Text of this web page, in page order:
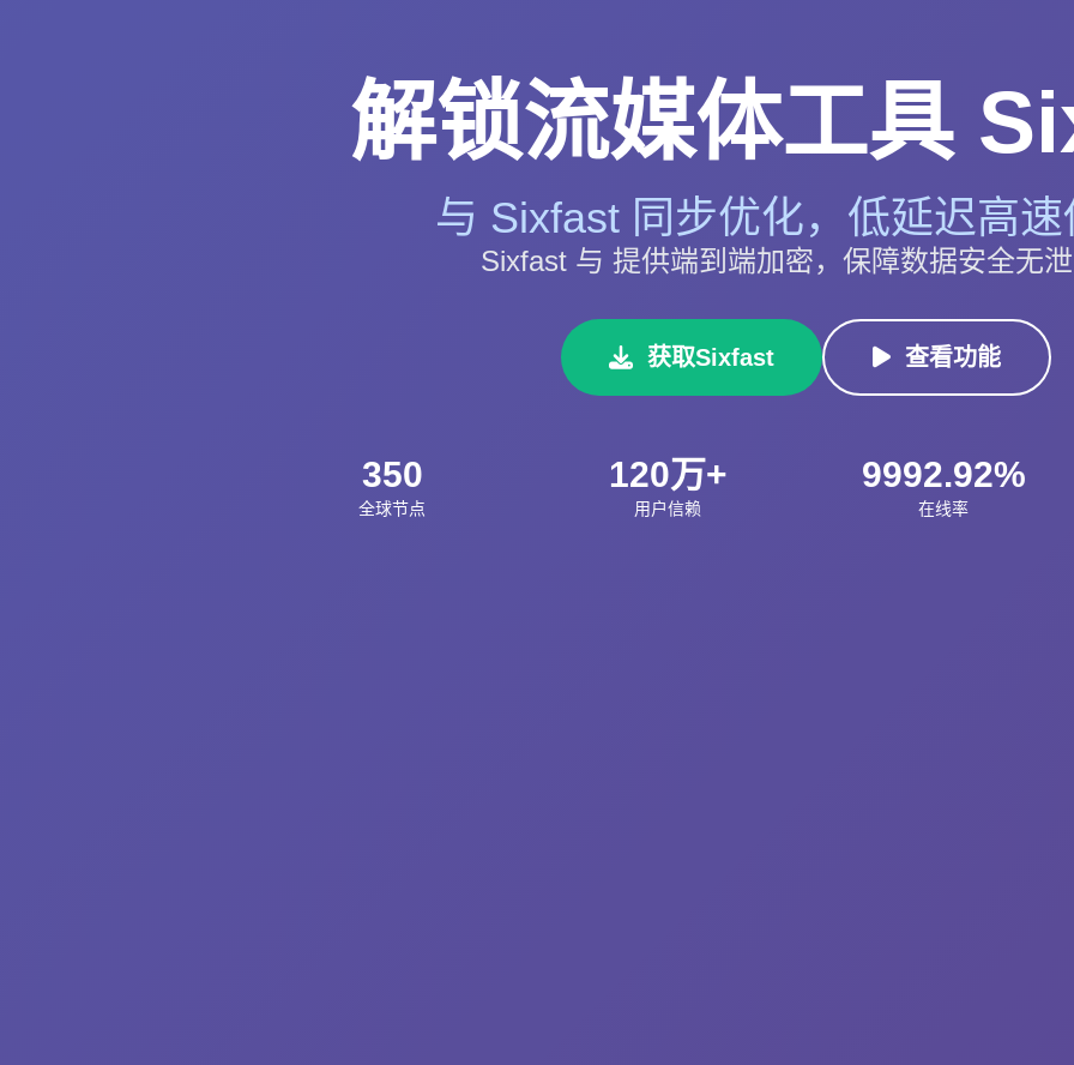
解锁流媒体工具
与 Sixfast 同步优化，低延迟高速
Sixfast 与 提供端到端加密，保障数据安全无
获取Sixfast 查看功能
350
全球节点
120万+
用户信赖
9992.92%
在线率